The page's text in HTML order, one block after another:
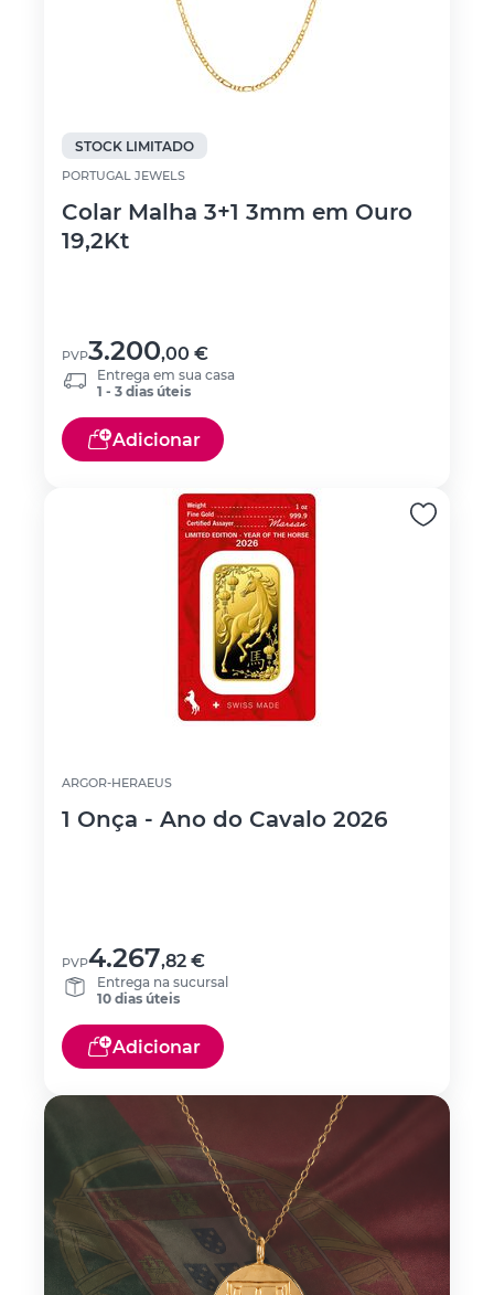
STOCK LIMITADO
PORTUGAL JEWELS
Colar Malha 3+1 3mm em Ouro
19,2Kt
PVP3.200,00 €
Entrega em sua casa
1 - 3 dias úteis
Adicionar
ARGOR-HERAEUS
1 Onça - Ano do Cavalo 2026
PVP4.267,82€
Entrega na sucursal
10 dias úteis
Adicionar